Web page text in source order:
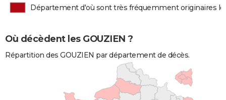
Département d'où sont très fréquemment originaires
Où décèdent les GOUZIEN ?
Répartition des GOUZIEN par département de décès.